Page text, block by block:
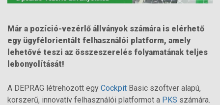
Már a pozíció-vezérlő állványok számára is elérhető
egy ügyfélorientált felhasználói platform, amely
lehetővé teszi az összeszerelés folyamatának teljes
lebonyolítását!
A DEPRAG létrehozott egy Cockpit Basic szoftver alapú,
korszerű, innovatív felhasználói platformot a PKS számára.